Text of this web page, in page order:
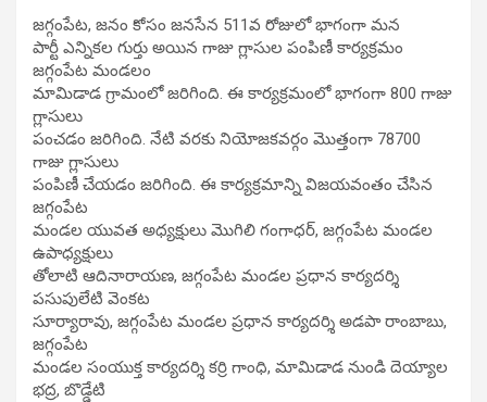
జగ్గంపేట, జనం కోసం జనసేన 511వ రోజులో భాగంగా మన
పార్టీ ఎన్నికల గుర్తు అయిన గాజు గ్లాసుల పంపిణీ కార్యక్రమం
జగ్గంపేట మండలం
మామిడాడ గ్రామంలో జరిగింది. ఈ కార్యక్రమంలో భాగంగా 800 గాజు
గ్లాసులు
పంచడం జరిగింది. నేటి వరకు నియోజకవర్గం మొత్తంగా 78700
గాజు గ్లాసులు
పంపిణీ చేయడం జరిగింది. ఈ కార్యక్రమాన్ని విజయవంతం చేసిన
జగ్గంపేట
మండల యువత అధ్యక్షులు మొగిలి గంగాధర్, జగ్గంపేట మండల
ఉపాధ్యక్షులు
తోలాటి ఆదినారాయణ, జగ్గంపేట మండల ప్రధాన కార్యదర్శి
పసుపులేటి వెంకట
సూర్యారావు, జగ్గంపేట మండల ప్రధాన కార్యదర్శి అడపా రాంబాబు,
జగ్గంపేట
మండల సంయుక్త కార్యదర్శి కర్రి గాంధి, మామిడాడ నుండి దెయ్యాల
భద్ర, బొడ్డేటి